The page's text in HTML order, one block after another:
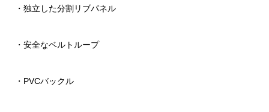
・独立した分割リブパネル
・安全なベルトループ
・PVCバックル